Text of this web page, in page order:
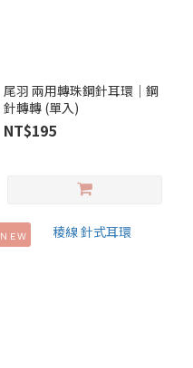
尾羽 兩用轉珠鋼針耳環│鋼
針轉轉 (單入)
NT$195
ＮＥＷ